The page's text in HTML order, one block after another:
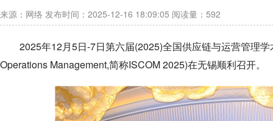
来源：网络 发布时间：2025-12-16 18:09:05 阅读量：592
2025年12月5日-7日第六届(2025)全国供应链与运营管理
Operations Management,简称ISCOM 2025)在无锡顺利召开。